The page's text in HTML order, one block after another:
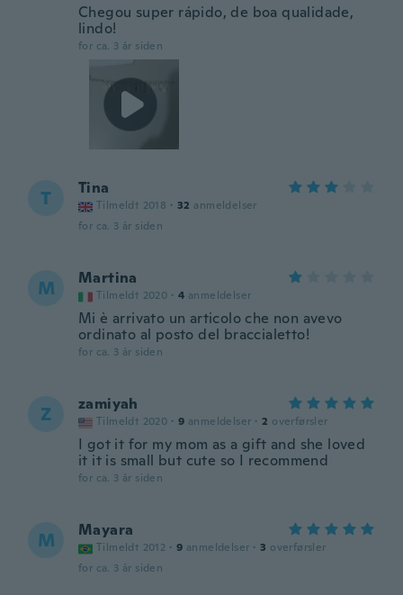
Chegou super rápido, de boa qualidade,
lindo!
for ca. 3 år siden
T Tina
Tilmeldt 2018 · 32 anmeldelser
for ca. 3 år siden
M Martina
Tilmeldt 2020 · 4 anmeldelser
Mi è arrivato un articolo che non avevo
ordinato al posto del braccialetto!
for ca. 3 år siden
Z zamiyah
Tilmeldt 2020 · 9 anmeldelser · 2 overførsler
I got it for my mom as a gift and she loved
it it is small but cute so I recommend
for ca. 3 år siden
M Mayara
Tilmeldt 2012 · 9 anmeldelser · 3 overførsler
for ca. 3 år siden